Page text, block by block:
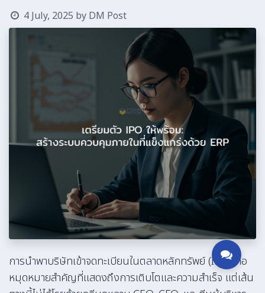
4 July, 2025 by DM Post
การนำพาบริษัทเข้าจดทะเบียนในตลาดหลักทรัพย์ (IPO) คือ
หมุดหมายสำคัญที่แสดงถึงการเติบโตและความสำเร็จ แต่เส้น